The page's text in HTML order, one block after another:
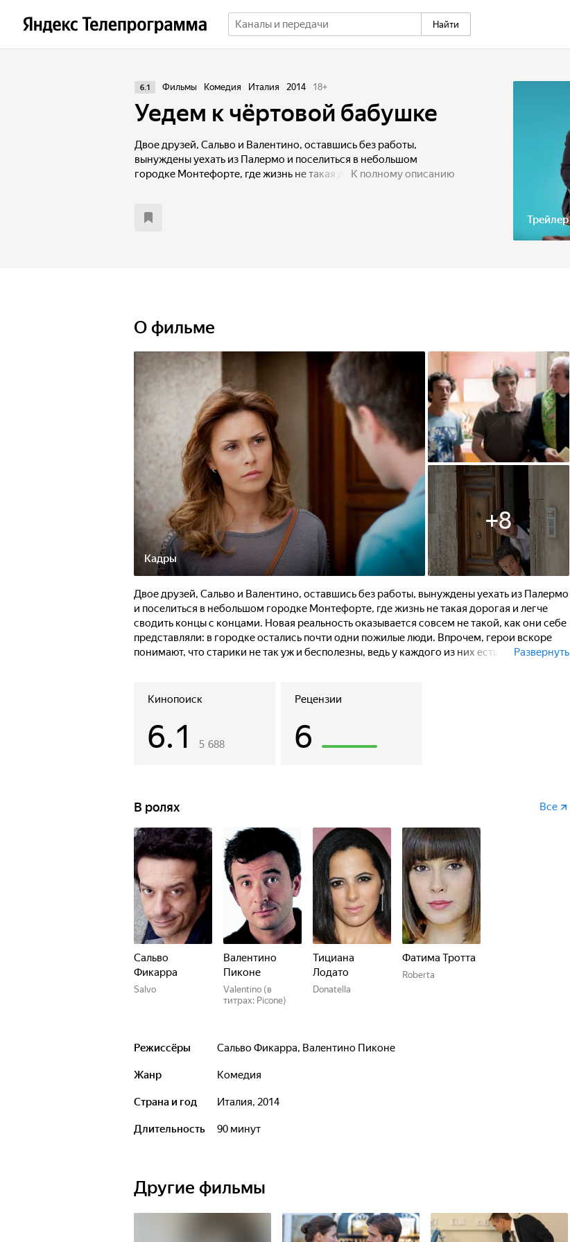
Найти
Трейлер
6.1 Фильмы Комедия Италия 2014 18+
Уедем к чёртовой бабушке
Двое друзей, Сальво и Валентино, оставшись без работы,
вынуждены уехать из Палермо и поселиться в небольшом
городке Монтефорте, где жизнь не такая дорогая и легче
почти одни пожилые люди. Впрочем, герои вскоре понимают,
К полному описанию
О фильме
Кадры
+8
Двое друзей, Сальво и Валентино, оставшись без работы, вынуждены уехать из Палермо
и поселиться в небольшом городке Монтефорте, где жизнь не такая дорогая и легче
сводить концы с концами. Новая реальность оказывается совсем не такой, как они себе
представляли: в городке остались почти одни пожилые люди. Впрочем, герои вскоре
понимают, что старики не так уж и бесполезны, ведь у каждого из них есть неплохая
Развернуть
Кинопоиск
6.1 5 688
Рецензии
6
В ролях Все
Сальво
Фикарра
Salvo
Валентино
Пиконе
Valentino (в
титрах: Picone)
Тициана
Лодато
Donatella
Фатима Тротта
Roberta
Режиссёры Сальво Фикарра, Валентино Пиконе
Жанр комедия
Страна и год Италия, 2014
Длительность 90 минут
Другие фильмы